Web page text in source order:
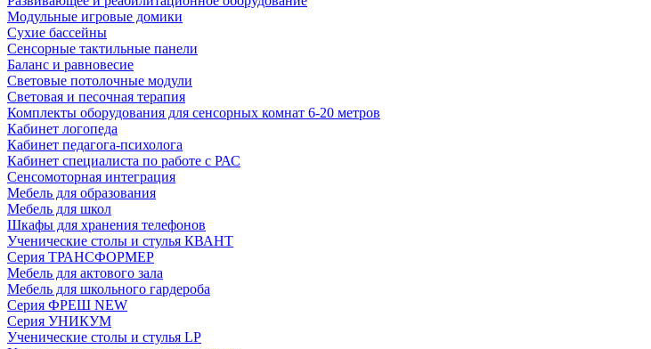
Модульные игровые домики
Сухие бассейны
Сенсорные тактильные панели
Баланс и равновесие
Световые потолочные модули
Световая и песочная терапия
Комплекты оборудования для сенсорных комнат 6-20 метров
Кабинет логопеда
Кабинет педагога-психолога
Кабинет специалиста по работе с РАС
Сенсомоторная интеграция
Мебель для образования
Мебель для школ
Шкафы для хранения телефонов
Ученические столы и стулья КВАНТ
Серия ТРАНСФОРМЕР
Мебель для актового зала
Мебель для школьного гардероба
Серия ФРЕШ NEW
Серия УНИКУМ
Ученические столы и стулья LP